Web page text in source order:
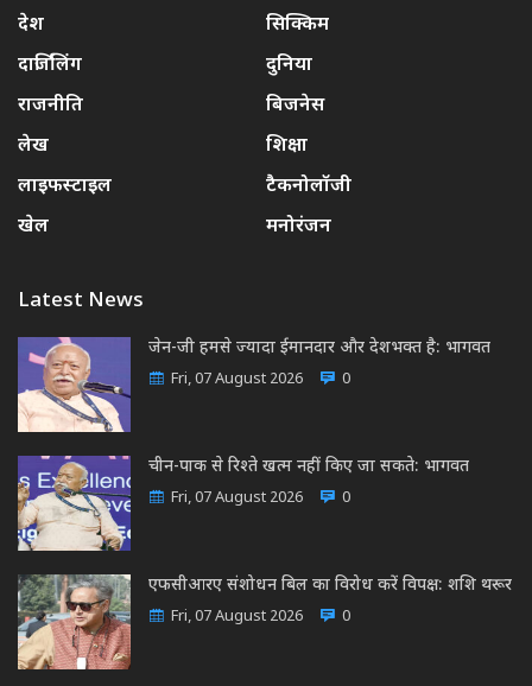
देश
सिक्किम
दार्जिलिंग
दुनिया
राजनीति
बिजनेस
लेख
शिक्षा
लाइफस्टाइल
टैकनोलॉजी
खेल
मनोरंजन
Latest News
जेन-जी हमसे ज्यादा ईमानदार और देशभक्त है: भागवत
Fri, 07 August 2026 0
चीन-पाक से रिश्ते खत्म नहीं किए जा सकते: भागवत
Fri, 07 August 2026 0
एफसीआरए संशोधन बिल का विरोध करें विपक्ष: शशि थरूर
Fri, 07 August 2026 0